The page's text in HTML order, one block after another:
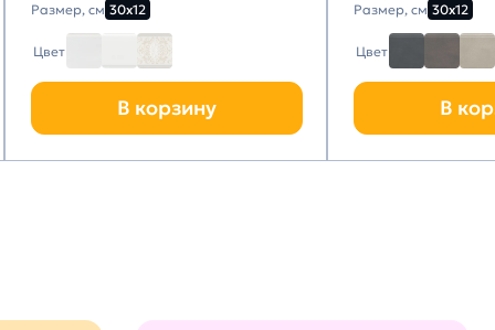
Размер, см 30х12
Цвет
В корзину
Размер, см 30х12
Цвет
В